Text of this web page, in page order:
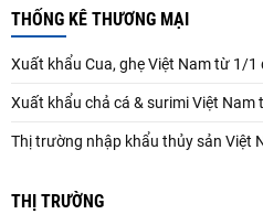
THỐNG KÊ THƯƠNG MẠI
Xuất khẩu Cua, ghẹ Việt Nam từ 1/
Xuất khẩu chả cá & surimi Việt
Thị trường nhập khẩu thủy sản Việt
THỊ TRƯỜNG